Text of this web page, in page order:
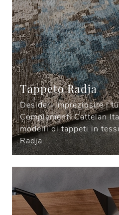
Tappeto Radja
Desideri impreziosire i
Complementi Cattelan
modelli di tappeti in
Radja.